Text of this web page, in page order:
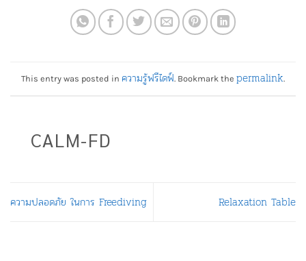
This entry was posted in ความรู้ฟรีไดฟ์. Bookmark the permalink.
CALM-FD
ความปลอดภัย ในการ Freediving Relaxation Table